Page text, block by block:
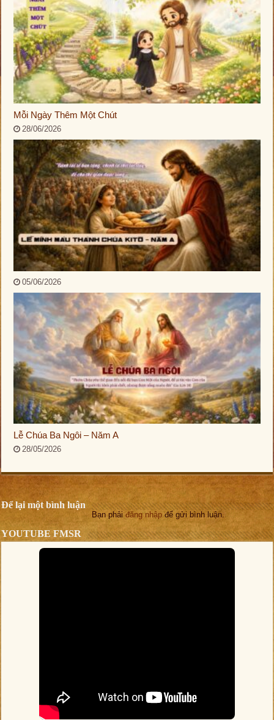
Mỗi Ngày Thêm Một Chút
28/06/2026
05/06/2026
Lễ Chúa Ba Ngôi – Năm A
28/05/2026
Để lại một bình luận
Bạn phảiđăng nhậpđể gửi bình luận.
YOUTUBE FMSR